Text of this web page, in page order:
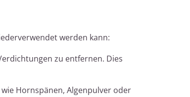
werden kann:
zu entfernen. Dies
Hornspänen, Algenpulver oder